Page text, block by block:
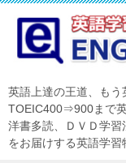
英語上達の王道、も
TOEIC400⇒900まで英
洋書多読、ＤＶＤ学
をお届けする英語学習